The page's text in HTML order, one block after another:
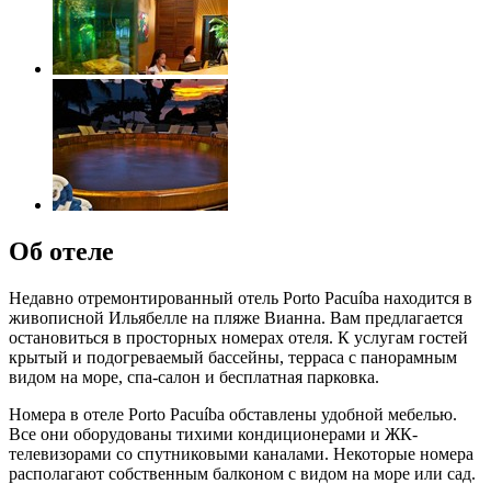
Об отеле
Недавно отремонтированный отель Porto Pacuíba находится в
живописной Ильябелле на пляже Вианна. Вам предлагается
остановиться в просторных номерах отеля. К услугам гостей
крытый и подогреваемый бассейны, терраса с панорамным
видом на море, спа-салон и бесплатная парковка.
Номера в отеле Porto Pacuíba обставлены удобной мебелью.
Все они оборудованы тихими кондиционерами и ЖК-
телевизорами со спутниковыми каналами. Некоторые номера
располагают собственным балконом с видом на море или сад.